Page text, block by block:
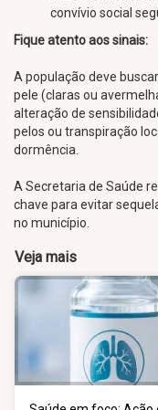
convívio social
Fique atento aos sinais:
A população deve
pele (claras ou
alteração de
pelos ou transpiração
dormência.
A Secretaria de Saúde
chave para evitar
no município.
Veja mais